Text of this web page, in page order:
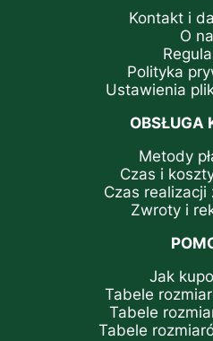
Kontakt i
O
Polityka
Ustawienia
OBSŁUGA
Metody
Czas i
Czas realizacji
Zwroty i
Jak
Tabele
Tabele
Tabele